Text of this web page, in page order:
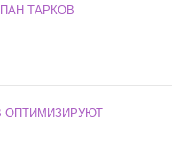
ТАРКОВ
ОПТИМИЗИРУЮТ